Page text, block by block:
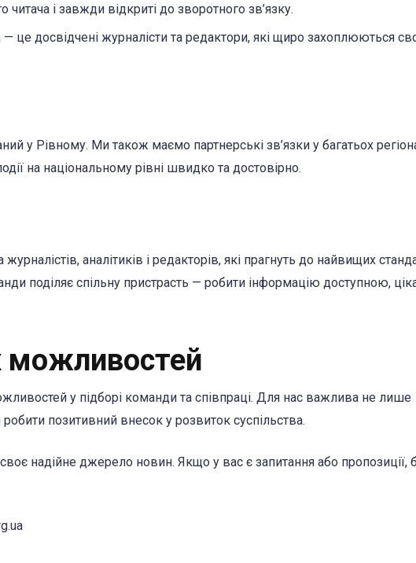
і завжди відкриті до зворотного зв’язку.
це досвідчені журналісти та редактори, які щиро захоплюються
у Рівному. Ми також маємо партнерські зв’язки у багатьох
на національному рівні швидко та достовірно.
аналітиків і редакторів, які прагнуть до найвищих
поділяє спільну пристрасть — робити інформацію доступною,
можливостей
у підборі команди та співпраці. Для нас важлива не лише
позитивний внесок у розвиток суспільства.
надійне джерело новин. Якщо у вас є запитання або пропозиції,